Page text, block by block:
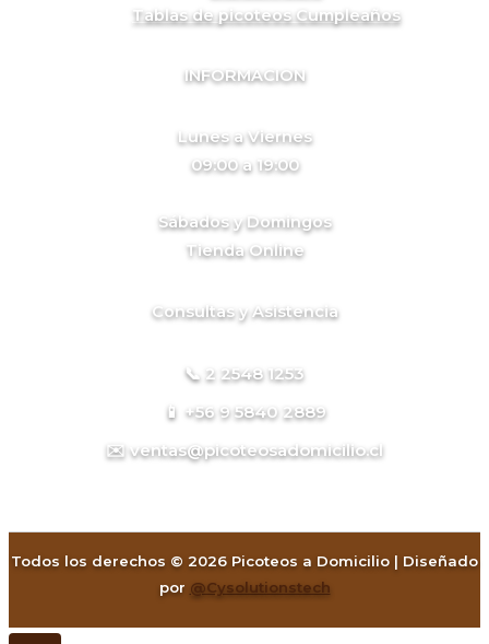
Tablas de picoteos Cumpleaños
INFORMACION
Lunes a Viernes
09:00 a 19:00
Sábados y Domingos
Tienda Online
Consultas y Asistencia
📞 2 2548 1253
📱 +56 9 5840 2889
✉️ ventas@picoteosadomicilio.cl
Todos los derechos © 2026 Picoteos a Domicilio | Diseñado
por @Cysolutionstech